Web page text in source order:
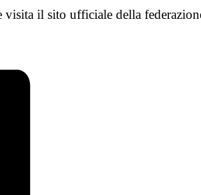
il sito ufficiale della